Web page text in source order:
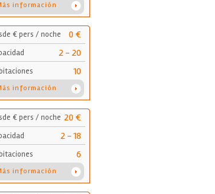
información
€ pers / noche 0 €
2 - 20
10
información
€ pers / noche 20 €
2 - 18
6
información